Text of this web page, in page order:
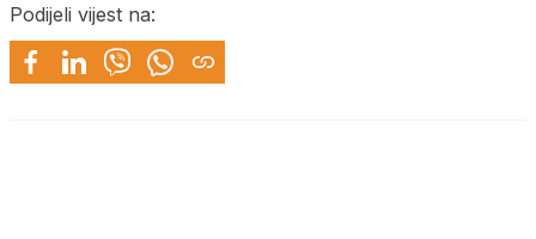
Podijeli vijest na: